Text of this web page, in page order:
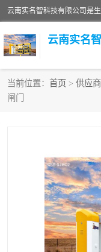
云南实名
当前位置： 首页 > 供应
闸门
车牌识别门系列
升降门系列
小门系列